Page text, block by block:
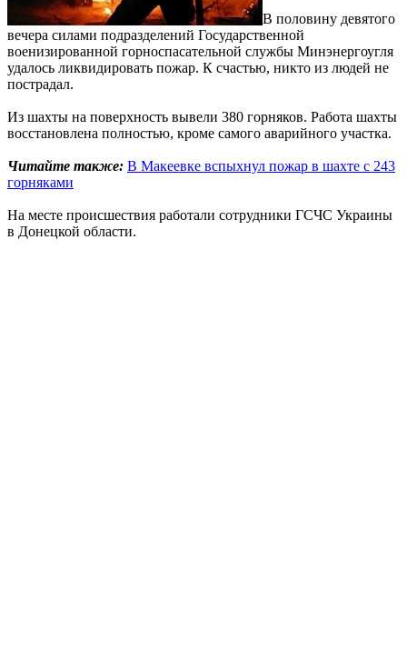
В половину девятого
вечера силами подразделений Государственной
военизированной горноспасательной службы Минэнергоугля
удалось ликвидировать пожар. К счастью, никто из людей не
пострадал.
Из шахты на поверхность вывели 380 горняков. Работа шахты
восстановлена полностью, кроме самого аварийного участка.
Читайте также: В Макеевке вспыхнул пожар в шахте с 243
горняками
На месте происшествия работали сотрудники ГСЧС Украины
в Донецкой области.